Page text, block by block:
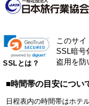
SSLとは？
このサ
SSL暗号
盗用を防
■時間帯の目安につい
日程表内の時間帯はホテ